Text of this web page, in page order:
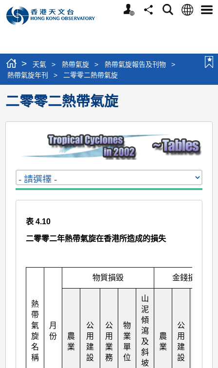
個
分
搜
語
選
> 天氣 > 熱帶氣旋 > 熱帶氣旋報告及刊物
>
熱帶氣旋年刊
> 二零零二熱帶氣旋
二零零二熱帶氣旋
表 4.10
二零零二年熱帶氣旋在香港所造成的損失
熱
帶
氣
旋
名
稱
月
份
物質損毀 金錢損失（
農
業
公
用
建
設
公
用
業
務
物
業
單
位
山
泥
傾
瀉
及
斜
坡
農
業
公
用
建
設